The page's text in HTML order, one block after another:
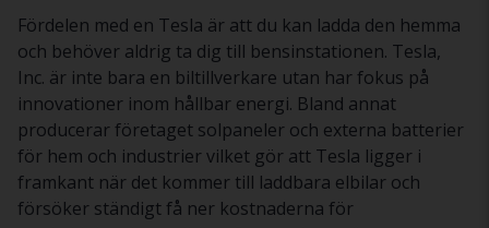
Fördelen med en Tesla är att du kan ladda den hemma
och behöver aldrig ta dig till bensinstationen. Tesla,
Inc. är inte bara en biltillverkare utan har fokus på
innovationer inom hållbar energi. Bland annat
producerar företaget solpaneler och externa batterier
för hem och industrier vilket gör att Tesla ligger i
framkant när det kommer till laddbara elbilar och
försöker ständigt få ner kostnaderna för